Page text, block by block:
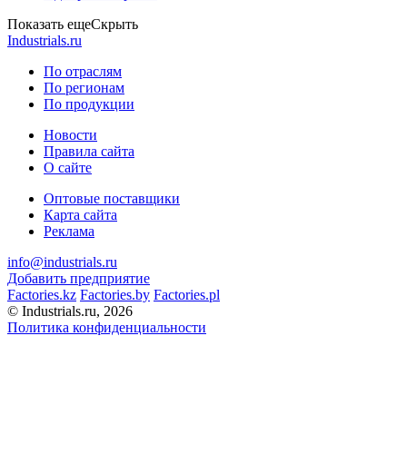
Показать ещеСкрыть
Industrials.ru
По отраслям
По регионам
По продукции
Новости
Правила сайта
О сайте
Оптовые поставщики
Карта сайта
Реклама
info@industrials.ru
Добавить предприятие
Factories.kz Factories.by Factories.pl
© Industrials.ru, 2026
Политика конфиденциальности